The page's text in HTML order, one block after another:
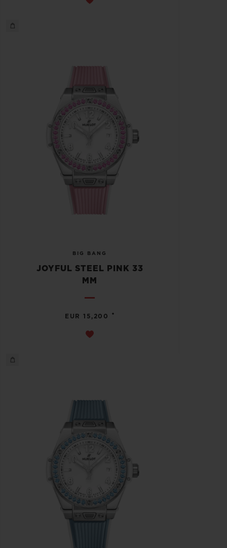
BIG BANG
JOYFUL STEEL PINK 33
MM
EUR 15,200 •